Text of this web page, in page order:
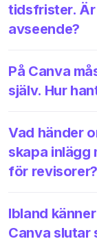
tidsfrister. Är
avseende?
På Canva
själv. Hur
Vad händer
skapa inlägg
för revisorer?
Ibland
Canva slutar